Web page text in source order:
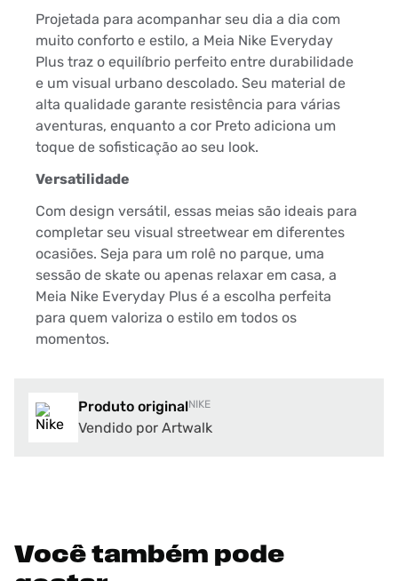
Projetada para acompanhar seu dia a dia com
muito conforto e estilo, a Meia Nike Everyday
Plus traz o equilíbrio perfeito entre durabilidade
e um visual urbano descolado. Seu material de
alta qualidade garante resistência para várias
aventuras, enquanto a cor Preto adiciona um
toque de sofisticação ao seu look.
Versatilidade
Com design versátil, essas meias são ideais para
completar seu visual streetwear em diferentes
ocasiões. Seja para um rolê no parque, uma
sessão de skate ou apenas relaxar em casa, a
Meia Nike Everyday Plus é a escolha perfeita
para quem valoriza o estilo em todos os
momentos.
Produto originalNIKE
Vendido por Artwalk
Você também pode